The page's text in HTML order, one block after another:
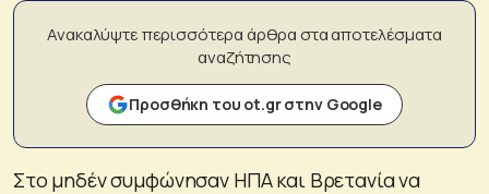
Ανακαλύψτε περισσότερα άρθρα στα αποτελέσματα
αναζήτησης
Προσθήκη του ot.gr στην Google
Στο μηδέν συμφώνησαν ΗΠΑ και Βρετανία να